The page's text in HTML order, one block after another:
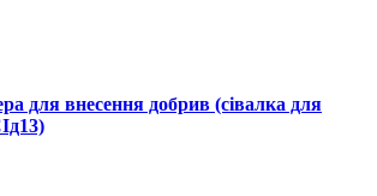
для внесення добрив (сівалка для